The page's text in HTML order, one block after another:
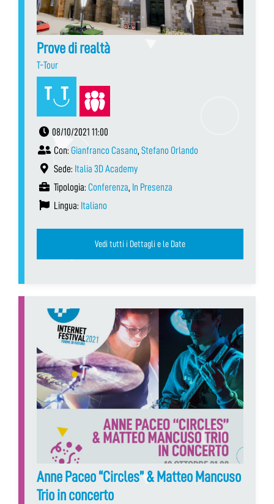
Prove di realtà
T-Tour
08/10/2021 11:00
Con: Gianfranco Casano, Stefano Orlando
Sede: Italia 3D Academy
Tipologia: Conferenza, In Presenza
Lingua: Italiano
Vedi tutti i Dettagli e le Date
Anne Paceo “Circles” & Matteo Mancuso
Trio in concerto